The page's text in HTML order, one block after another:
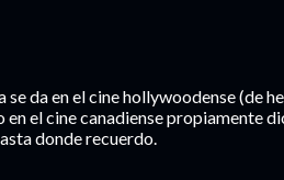
da en el cine hollywoodense (de
el cine canadiense propiamente
donde recuerdo.